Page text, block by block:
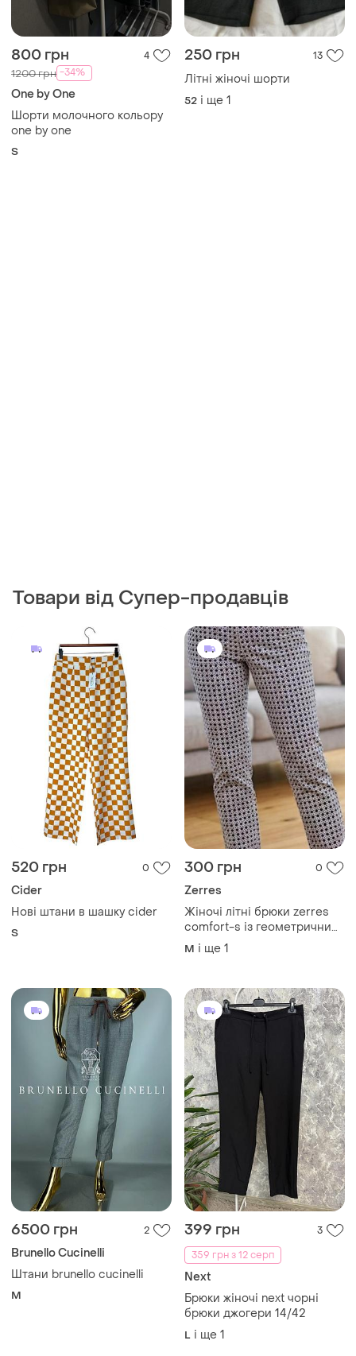
800 грн 4
1200 грн -34%
One by One
Шорти молочного кольору
one by one
S
250 грн 13
Літні жіночі шорти
52 і ще 1
Товари від Супер-продавців
520 грн 0
Cider
Нові штани в шашку cider
S
300 грн 0
Zerres
Жіночі літні брюки zerres
comfort-s із геометричним
принтом /28
M і ще 1
6500 грн 2
Brunello Cucinelli
Штани brunello cucinelli
M
399 грн
3
359 грн з 12 серп
Next
Брюки жіночі next чорні
брюки джогери 14/42
L і ще 1